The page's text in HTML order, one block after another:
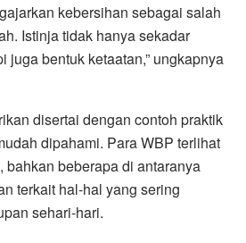
kebersihan sebagai salah
Istinja tidak hanya sekadar
juga bentuk ketaatan,” ungkapnya
disertai dengan contoh praktik
dipahami. Para WBP terlihat
bahkan beberapa di antaranya
terkait hal-hal yang sering
sehari-hari.